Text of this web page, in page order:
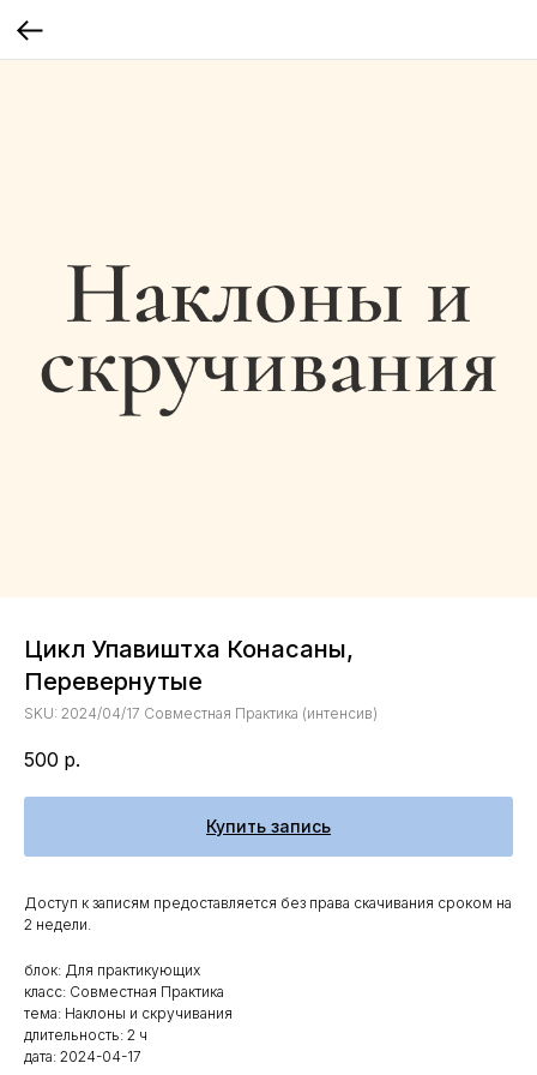
Цикл Упавиштха Конасаны,
Перевернутые
SKU: 2024/04/17 Совместная Практика (интенсив)
500 р.
Купить запись
Доступ к записям предоставляется без права скачивания сроком на
2 недели.
блок: Для практикующих
класс: Совместная Практика
тема: Наклоны и скручивания
длительность: 2 ч
дата: 2024-04-17